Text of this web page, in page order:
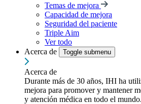
Temas de mejora
Capacidad de mejora
Seguridad del paciente
Triple Aim
Ver todo
Acerca de
Toggle submenu
Acerca de
Durante más de 30 años, IHI ha
mejora para promover y mantener
y atención médica en todo el mundo.